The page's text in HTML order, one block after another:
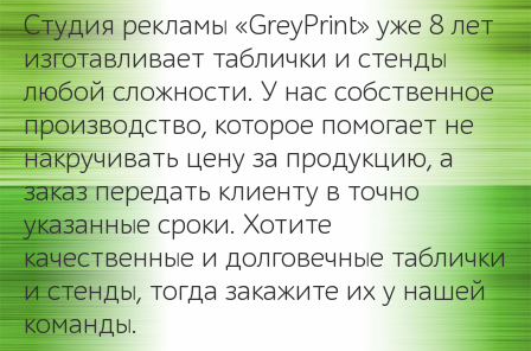
Студия рекламы «GreyPrint» уже 8 лет
изготавливает таблички и стенды
любой сложности. У нас собственное
производство, которое помогает не
накручивать цену за продукцию, а
заказ передать клиенту в точно
указанные сроки. Хотите
качественные и долговечные таблички
и стенды, тогда закажите их у нашей
команды.